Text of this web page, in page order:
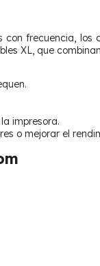
frecuencia,
XL, que
impresora.
o mejorar el